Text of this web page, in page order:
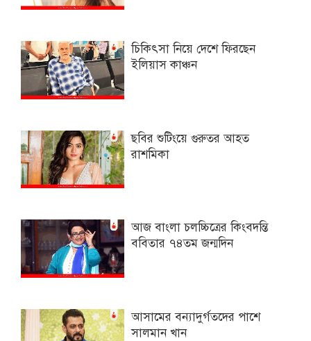
চিকিৎসা নিয়ে দেশে ফিরছেন
ইলিয়াস কাঞ্চন
ছবির শুটিংয়ে গুরুতর আহত
রাশমিকা
আজ বাংলা চলচ্চিত্রের কিংবদন্তি
ববিতার ৭৪তম জন্মদিন
আসামের বন্যাদুর্গতদের পাশে
সালমান খান